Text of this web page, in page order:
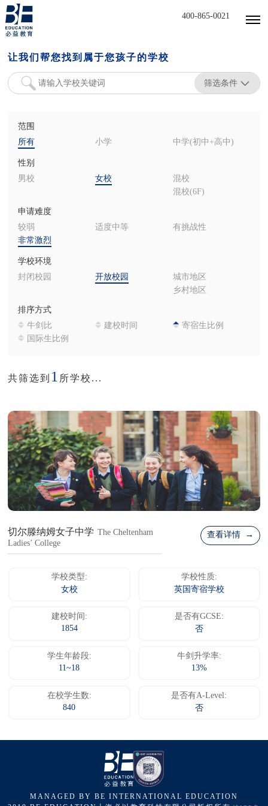
400-865-0021
让我们帮您找到属于您孩子的学校
筛选条件
范围
所有
小学 中学(初中+高中)
性别
男校
女校
混校
混校(6F)
申请难度
较弱
适度中等
有挑战性
非常激烈
学校环境
封闭校园
开放校园
城市地区
乡村地区
排序方式
牛剑比
建校时间
寄宿生比例
国际生比例
共筛选到 1 所学校...
切尔滕纳姆女子中学 The Cheltenham
Ladies’ College
查看详情 →
学校类型:
女校
学校性质:
英国寄宿学校
建校时间:
1854
是否有GCSE:
否
学生年龄段:
11~18
牛剑升学率:
13%
在校学生数:
840
是否有A-Level:
否
MANAGED BY BE INTERNATIONAL EDUCATION